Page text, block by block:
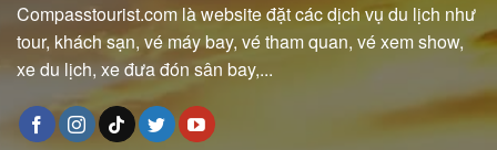
Compasstourist.com là website đặt các dịch vụ du lịch như
tour, khách sạn, vé máy bay, vé tham quan, vé xem show,
xe du lịch, xe đưa đón sân bay,...